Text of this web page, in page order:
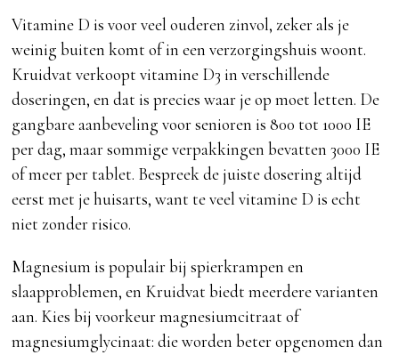
Vitamine D is voor veel ouderen zinvol, zeker als je
weinig buiten komt of in een verzorgingshuis woont.
Kruidvat verkoopt vitamine D3 in verschillende
doseringen, en dat is precies waar je op moet letten. De
gangbare aanbeveling voor senioren is 800 tot 1000 IE
per dag, maar sommige verpakkingen bevatten 3000 IE
of meer per tablet. Bespreek de juiste dosering altijd
eerst met je huisarts, want te veel vitamine D is echt
niet zonder risico.
Magnesium is populair bij spierkrampen en
slaapproblemen, en Kruidvat biedt meerdere varianten
aan. Kies bij voorkeur magnesiumcitraat of
magnesiumglycinaat: die worden beter opgenomen dan